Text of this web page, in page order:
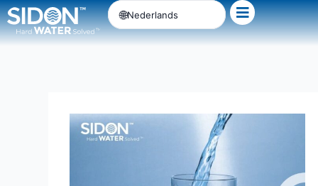
Ga
naar
de
Nederlands